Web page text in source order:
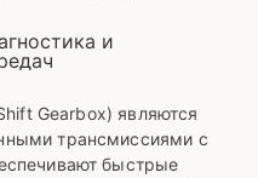
Gearbox) являются
трансмиссиями с
быстрые
Mail